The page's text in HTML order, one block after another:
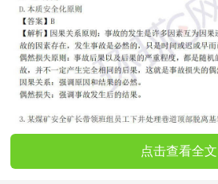
点击查看全文